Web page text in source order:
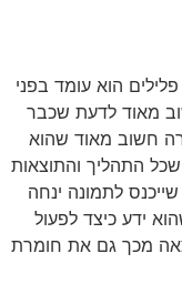
הוא עומד בפני
מאוד לדעת שכבר
חשוב מאוד שהוא
שכל התהליך והתוצאות
לתמונה ינחה
ידע כיצד לפעול
מכך גם את חומרת